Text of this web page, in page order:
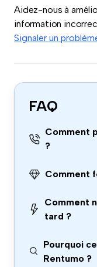
Aidez-nous à
information
Signaler un
FAQ
Comment
?
Comment
Comment
tard ?
Pourquoi
Rentumo ?